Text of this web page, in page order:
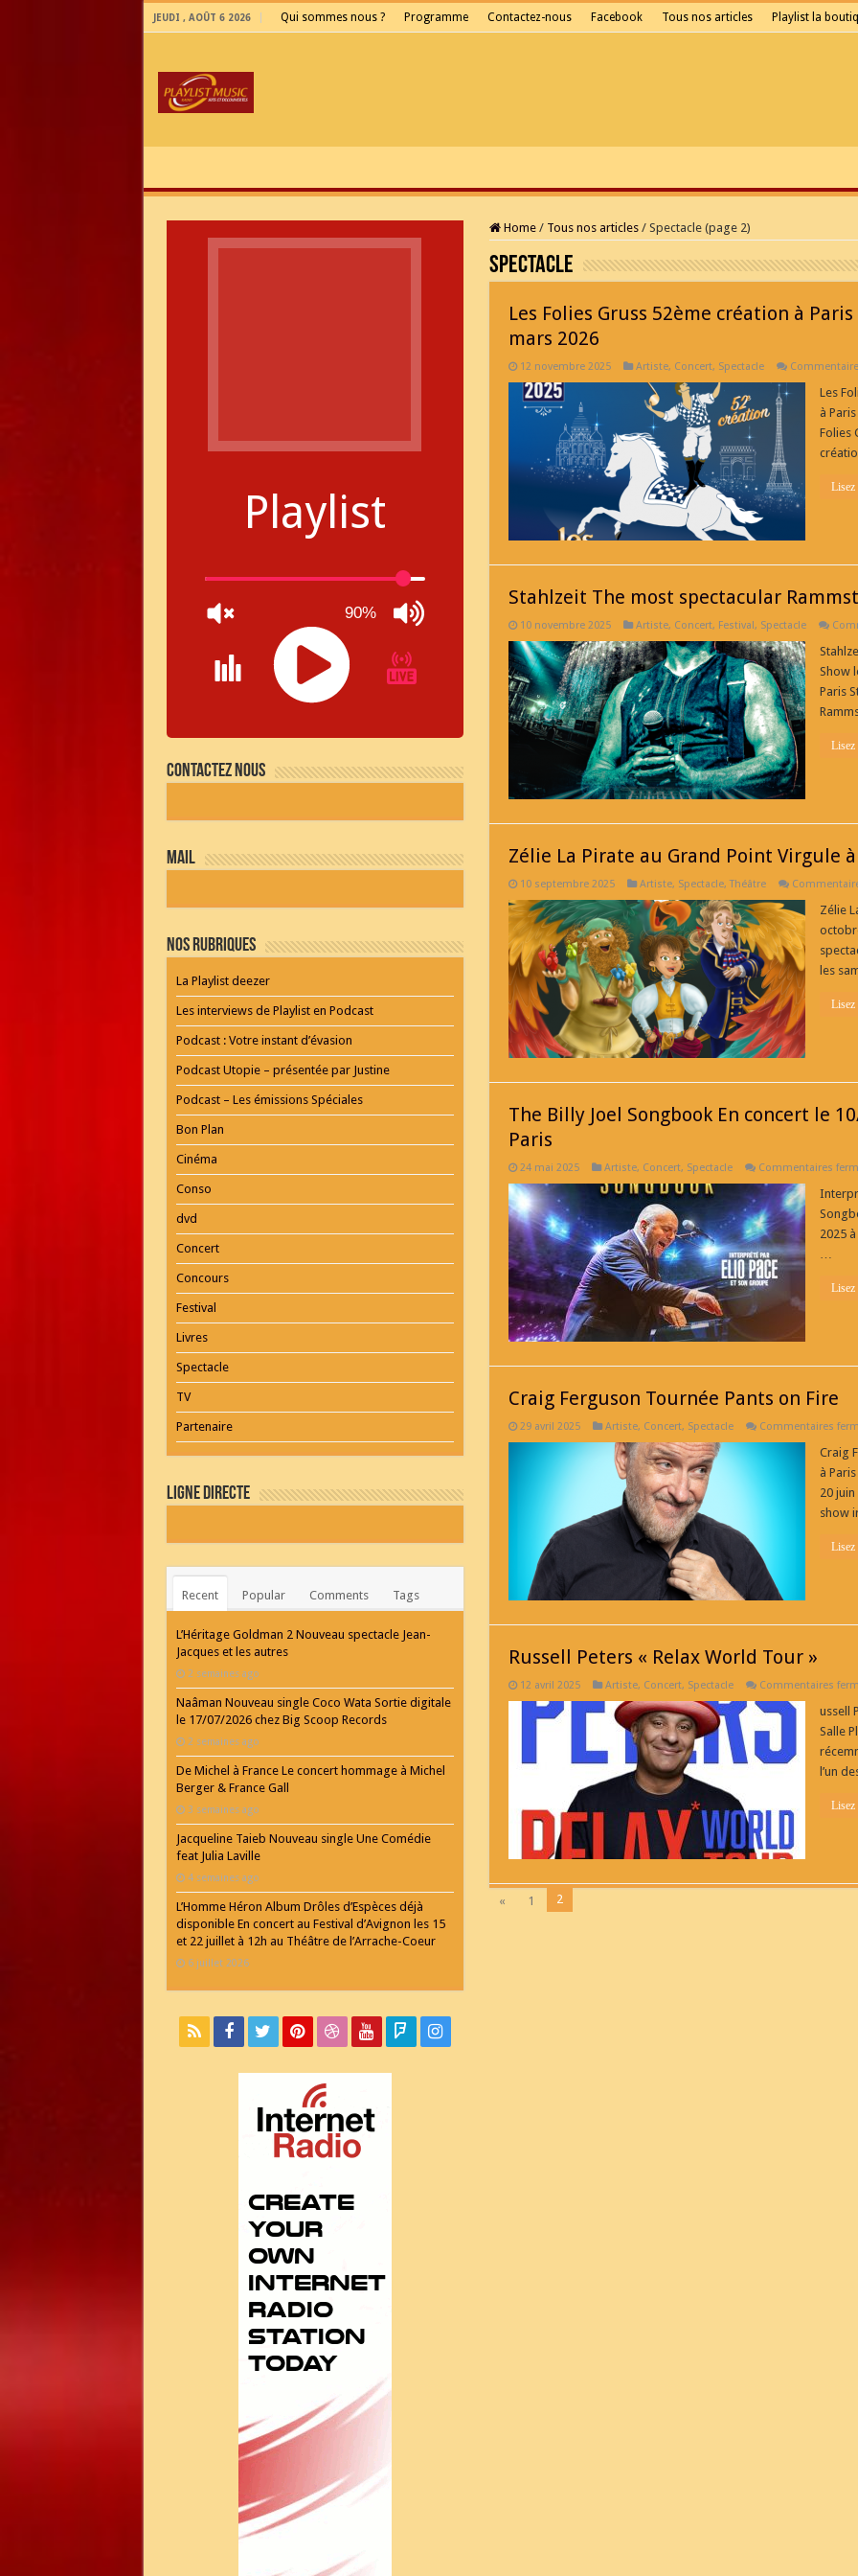
JEUDI , AOÛT 6 2026 Qui sommes nous ? Programme Contactez-nous Facebook Tous nos articles Playlist la
Home / Tous nos articles / Spectacle (page 2)
Spectacle
Les Folies Gruss 52ème création à
mars 2026
12 novembre 2025 Artiste, Concert, Spectacle
Les
à
Folies
Lisez
Stahlzeit The most spectacular
10 novembre 2025 Artiste, Concert, Festival , Spectacle
Show
Paris
Lisez
Zélie La Pirate au Grand Point Virgule
10 septembre 2025 Artiste, Spectacle,Théâtre
Zélie
les
Lisez
The Billy Joel Songbook En concert le
Paris
24 mai 2025 Artiste, Concert, Spectacle Commentaires
2025
…
Lisez
Craig Ferguson Tournée Pants on Fire
29 avril 2025 Artiste, Concert, Spectacle Commentaires
Craig
à
20
show
Lisez
Russell Peters « Relax World Tour »
12 avril 2025 Artiste, Concert, Spectacle Commentaires
ussell
Salle
l’un
Lisez
« 1 2
Playlist
90%
RADIO
PLAYER
RADIO
by
WordPress
SERVICE
ONLINE
AGENTUR
MAINZ
Playlist
Contactez nous
mail
Nos Rubriques
La Playlist deezer
Les interviews de Playlist en Podcast
Podcast : Votre instant d’évasion
Podcast Utopie – présentée par Justine
Podcast – Les émissions Spéciales
Bon Plan
Cinéma
Conso
dvd
Concert
Concours
Festival
Livres
Spectacle
TV
Partenaire
Ligne Directe
Recent Popular Comments Tags
L’Héritage Goldman 2 Nouveau spectacle Jean-
Jacques et les autres
2 semaines ago
Naâman Nouveau single Coco Wata Sortie digitale
le 17/07/2026 chez Big Scoop Records
2 semaines ago
De Michel à France Le concert hommage à Michel
Berger & France Gall
3 semaines ago
Jacqueline Taieb Nouveau single Une Comédie
feat Julia Laville
4 semaines ago
L’Homme Héron Album Drôles d’Espèces déjà
disponible En concert au Festival d’Avignon les 15
et 22 juillet à 12h au Théâtre de l’Arrache-Coeur
6 juillet 2026